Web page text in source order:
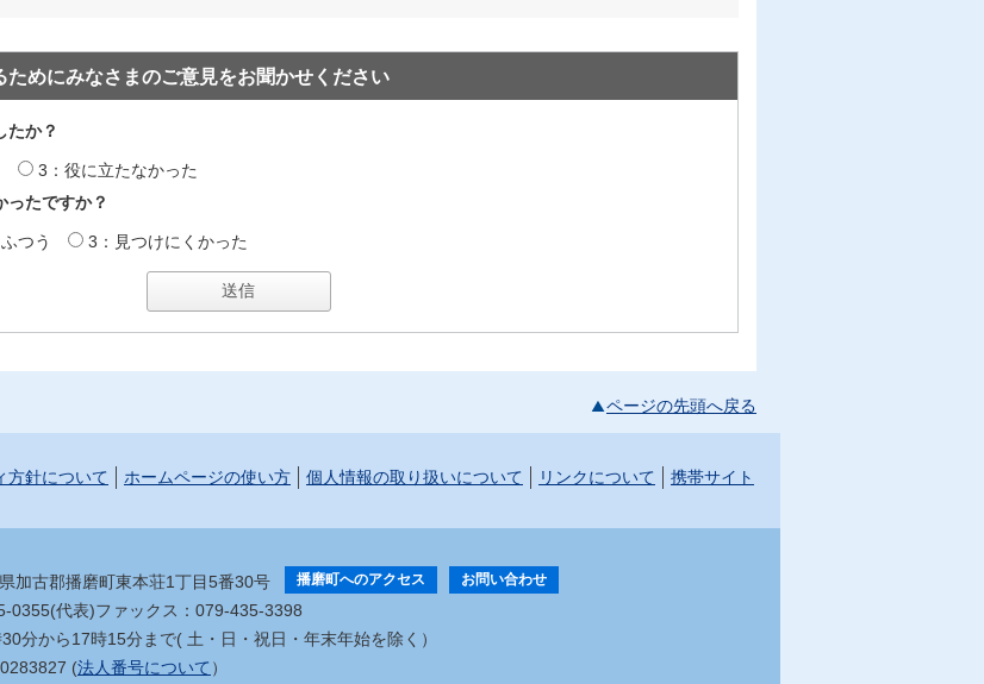
ためにみなさまのご意見をお聞かせください
たか？
3：役に立たなかった
ったですか？
つう 3：見つけにくかった
ページの先頭へ戻る
方針について ホームページの使い方 個人情報の取り扱いについて リンクについて 携帯サイト
加古郡播磨町東本荘1丁目5番30号 播磨町へのアクセス お問い合わせ
0355(代表)ファックス：079-435-3398
分から17時15分まで( 土・日・祝日・年末年始を除く）
(法人番号について ）